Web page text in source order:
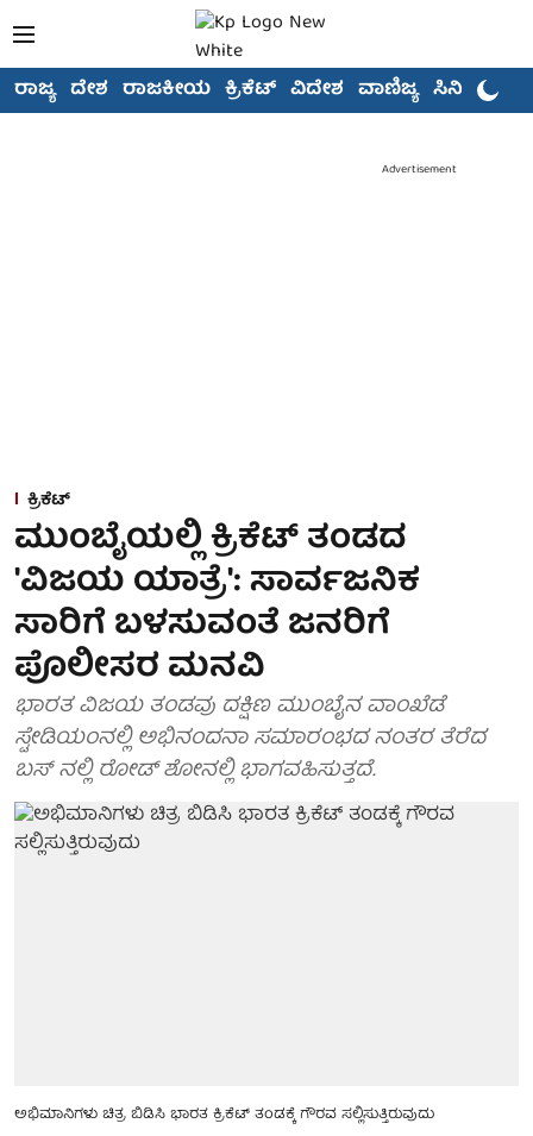
ರಾಜ್ಯ ದೇಶ ರಾಜಕೀಯ ಕ್ರಿಕೆಟ್ ವಿದೇಶ ವಾಣಿಜ್ಯ ಸಿನಿಮಾ
Advertisement
ಕ್ರಿಕೆಟ್
ಮುಂಬೈಯಲ್ಲಿ ಕ್ರಿಕೆಟ್ ತಂಡದ
'ವಿಜಯ ಯಾತ್ರೆ': ಸಾರ್ವಜನಿಕ
ಸಾರಿಗೆ ಬಳಸುವಂತೆ ಜನರಿಗೆ
ಪೊಲೀಸರ ಮನವಿ
ಭಾರತ ವಿಜಯ ತಂಡವು ದಕ್ಷಿಣ ಮುಂಬೈನ ವಾಂಖೆಡೆ
ಸ್ಟೇಡಿಯಂನಲ್ಲಿ ಅಭಿನಂದನಾ ಸಮಾರಂಭದ ನಂತರ ತೆರೆದ
ಬಸ್ ನಲ್ಲಿ ರೋಡ್ ಶೋನಲ್ಲಿ ಭಾಗವಹಿಸುತ್ತದೆ.
ಅಭಿಮಾನಿಗಳು ಚಿತ್ರ ಬಿಡಿಸಿ ಭಾರತ ಕ್ರಿಕೆಟ್ ತಂಡಕ್ಕೆ ಗೌರವ ಸಲ್ಲಿಸುತ್ತಿರುವುದು